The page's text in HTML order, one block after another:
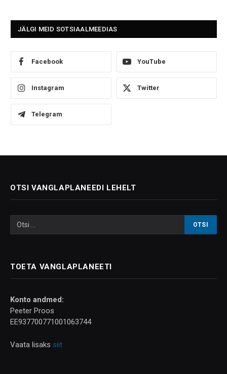
JÄLGI MEID SOTSIAALMEEDIAS
Facebook YouTube
Instagram Twitter
Telegram
OTSI VANGLAPLANEEDI LEHELT
TOETA VANGLAPLANEETI
Konto andmed:
Peeter Proos
EE937700771001063744
Vaata lisaks siit